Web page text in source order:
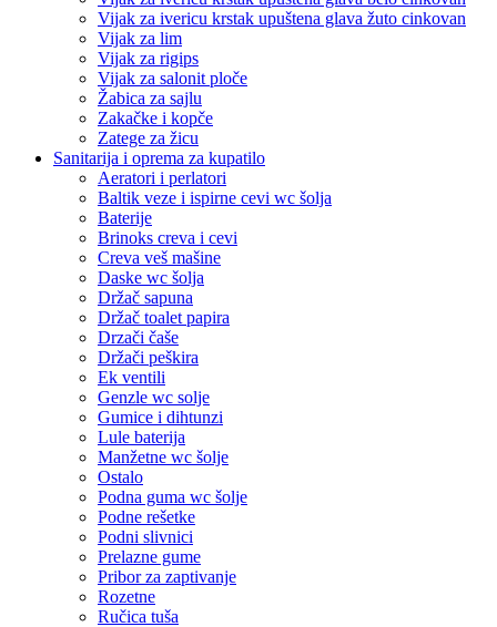
Vijak za ivericu krstak upuštena glava žuto cinkovan
Vijak za lim
Vijak za rigips
Vijak za salonit ploče
Žabica za sajlu
Zakačke i kopče
Zatege za žicu
Sanitarija i oprema za kupatilo
Aeratori i perlatori
Baltik veze i ispirne cevi wc šolja
Baterije
Brinoks creva i cevi
Creva veš mašine
Daske wc šolja
Držač sapuna
Držač toalet papira
Drzači čaše
Držači peškira
Ek ventili
Genzle wc solje
Gumice i dihtunzi
Lule baterija
Manžetne wc šolje
Ostalo
Podna guma wc šolje
Podne rešetke
Podni slivnici
Prelazne gume
Pribor za zaptivanje
Rozetne
Ručica tuša